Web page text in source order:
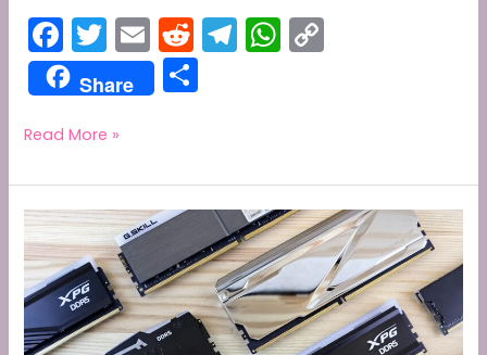
F
a
c
e
b
o
o
k
T
w
itt
er
E
m
ai
R
e
d
t
T
a
m
W
A
p
p
Li
n
k
Share
e
Divertindo-
no
PC
em
casa
com
inteligência
artificial
Read More »